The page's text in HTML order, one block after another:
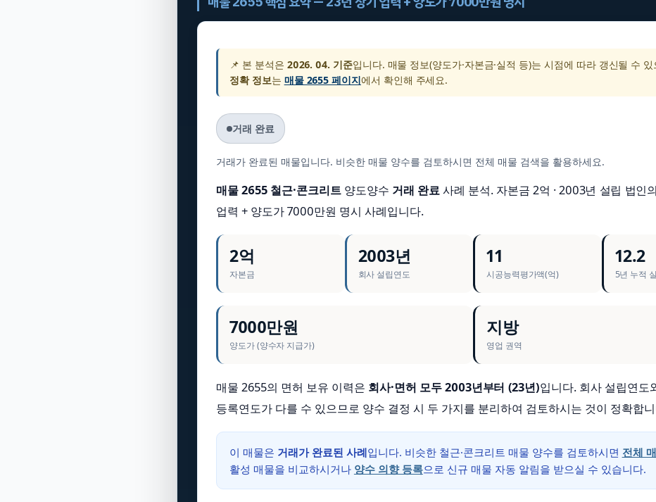
📌 본 분석은 2026. 04. 기준입니다. 매물 정보(양도가·자본금·실적 등)는 시점에 따라 갱신될 수 있
정확 정보는 매물 2655 페이지에서 확인해 주세요.
거래 완료
거래가 완료된 매물입니다. 비슷한 매물 양수를 검토하시면 전체 매물 검색을 활용하세요.
매물 2655 철근·콘크리트양도양수 거래 완료사례 분석. 자본금 2억 · 2003년 설립 법인
업력 + 양도가 7000만원 명시 사례입니다.
2억
자본금
2003년
회사 설립연도
11
시공능력평가액(억)
12.2
5년 누적
7000만원
양도가 (양수자 지급가)
지방
영업 권역
매물 2655의 면허 보유 이력은 회사·면허 모두 2003년부터 (23년)입니다. 회사 설립연도
등록연도가 다를 수 있으므로 양수 결정 시 두 가지를 분리하여 검토하시는 것이 정확합
이 매물은 거래가 완료된 사례입니다. 비슷한 철근·콘크리트 매물 양수를 검토하시면 전체
활성 매물을 비교하시거나 양수 의향 등록으로 신규 매물 자동 알림을 받으실 수 있습니다.